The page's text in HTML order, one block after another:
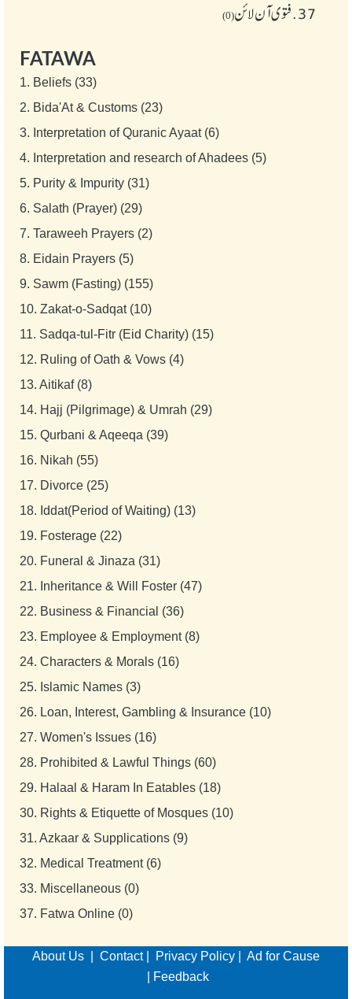
37. فتوی آن لائن(0)
FATAWA
1. Beliefs (33)
2. Bida'At & Customs (23)
3. Interpretation of Quranic Ayaat (6)
4. Interpretation and research of Ahadees (5)
5. Purity & Impurity (31)
6. Salath (Prayer) (29)
7. Taraweeh Prayers (2)
8. Eidain Prayers (5)
9. Sawm (Fasting) (155)
10. Zakat-o-Sadqat (10)
11. Sadqa-tul-Fitr (Eid Charity) (15)
12. Ruling of Oath & Vows (4)
13. Aitikaf (8)
14. Hajj (Pilgrimage) & Umrah (29)
15. Qurbani & Aqeeqa (39)
16. Nikah (55)
17. Divorce (25)
18. Iddat(Period of Waiting) (13)
19. Fosterage (22)
20. Funeral & Jinaza (31)
21. Inheritance & Will Foster (47)
22. Business & Financial (36)
23. Employee & Employment (8)
24. Characters & Morals (16)
25. Islamic Names (3)
26. Loan, Interest, Gambling & Insurance (10)
27. Women's Issues (16)
28. Prohibited & Lawful Things (60)
29. Halaal & Haram In Eatables (18)
30. Rights & Etiquette of Mosques (10)
31. Azkaar & Supplications (9)
32. Medical Treatment (6)
33. Miscellaneous (0)
37. Fatwa Online (0)
About Us Contact| Privacy Policy
Ad for Cause
Feedback